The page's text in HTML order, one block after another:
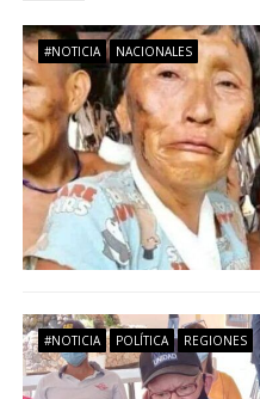
g
a
c
i
ó
n
#NOTICIA NACIONALES
#NOTICIA POLÍTICA REGIONES